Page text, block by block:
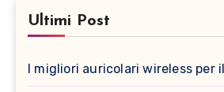
Ultimi Post
I migliori auricolari wireless per